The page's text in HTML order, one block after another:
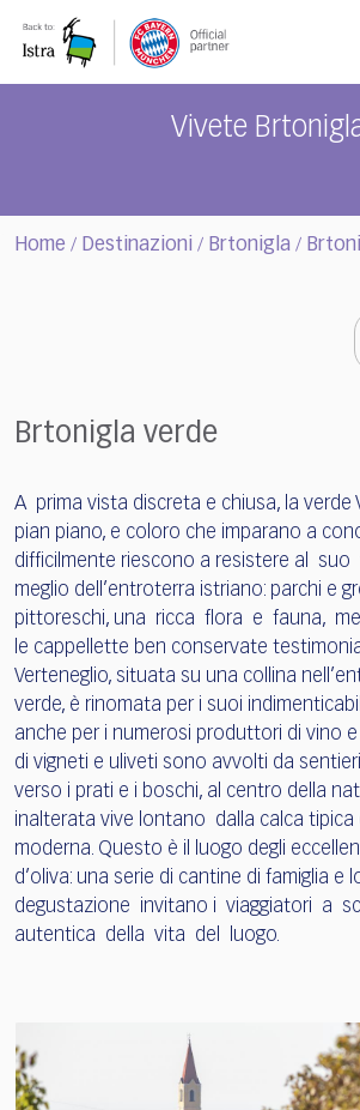
note:
Vivete
Home / Destinazioni / Brtonigla /
Brtonigla verde
A prima vista discreta e chiusa, la verde
pian piano, e coloro che imparano a
difficilmente riescono a resistere al suo
meglio dell’entroterra istriano: parchi e
pittoreschi, una ricca flora e fauna,
le cappellette ben conservate
Verteneglio, situata su una collina
verde, è rinomata per i suoi
anche per i numerosi produttori di vino
di vigneti e uliveti sono avvolti da
verso i prati e i boschi, al centro della
inalterata vive lontano dalla calca tipica
moderna. Questo è il luogo degli
d’oliva: una serie di cantine di famiglia e
degustazione invitano i viaggiatori a
autentica della vita del luogo.